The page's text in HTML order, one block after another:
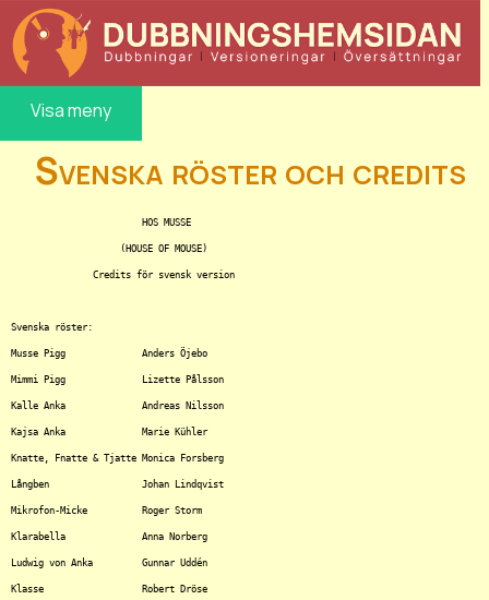
Visa meny
Svenska röster och credits
Svenska röster:
Musse Pigg		Anders Öjebo
Mimmi Pigg		Lizette Pålsson
Kalle Anka		Andreas Nilsson
Kajsa Anka		Marie Kühler
Knatte, Fnatte & Tjatte	Monica Forsberg
Långben			Johan Lindqvist
Mikrofon-Micke		Roger Storm
Klarabella		Anna Norberg
Ludwig von Anka		Gunnar Uddén
Klasse			Robert Dröse